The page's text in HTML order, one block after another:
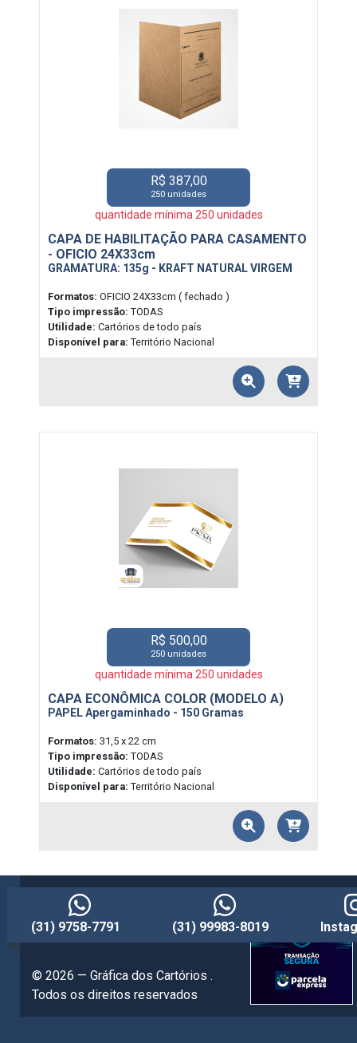
R$ 387,00
250 unidades
quantidade mínima 250 unidades
CAPA DE HABILITAÇÃO PARA CASAMENTO
- OFICIO 24X33cm
GRAMATURA: 135g - KRAFT NATURAL VIRGEM
Formatos: OFICIO 24X33cm ( fechado )
Tipo impressão: TODAS
Utilidade: Cartórios de todo país
Disponível para: Território Nacional
R$ 500,00
250 unidades
quantidade mínima 250 unidades
CAPA ECONÔMICA COLOR (MODELO A)
PAPEL Apergaminhado - 150 Gramas
Formatos: 31,5 x 22 cm
Tipo impressão: TODAS
Utilidade: Cartórios de todo país
Disponível para: Território Nacional
(31) 9758-7791 (31) 99983-8019
© 2026 — Gráfica dos Cartórios .
Todos os direitos reservados